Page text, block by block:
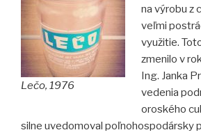
Lečo, 1976
na výrobu z
veľmi
využitie.
zmenilo v
Ing. Janka
vedenia
oroského
silne uvedomoval poľnohospodársky